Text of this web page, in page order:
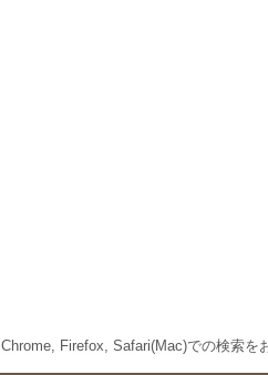
Chrome, Firefox, Safari(Mac)での検索を